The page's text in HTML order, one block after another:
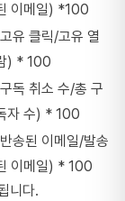
이메일) *100
유 클릭/고유 열
) * 100
독 취소 수/총 구
자 수) * 100
송된 이메일/발송
이메일) * 100
니다.